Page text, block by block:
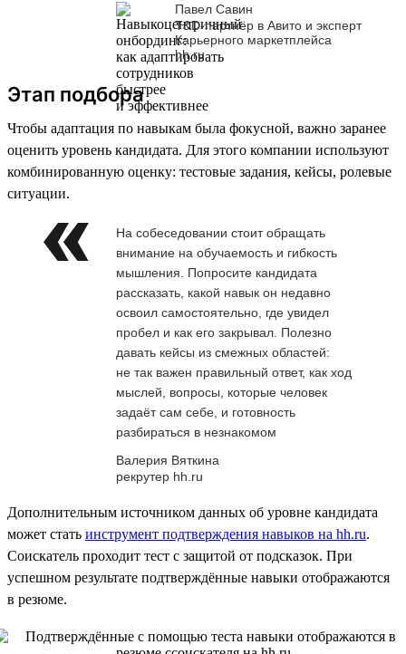
Павел Савин
T&D-партнёр в Авито и эксперт
Карьерного маркетплейса
hh.ru
Этап подбора
Чтобы адаптация по навыкам была фокусной, важно заранее
оценить уровень кандидата. Для этого компании используют
комбинированную оценку: тестовые задания, кейсы, ролевые
ситуации.
На собеседовании стоит обращать
внимание на обучаемость и гибкость
мышления. Попросите кандидата
рассказать, какой навык он недавно
освоил самостоятельно, где увидел
пробел и как его закрывал. Полезно
давать кейсы из смежных областей:
не так важен правильный ответ, как ход
мыслей, вопросы, которые человек
задаёт сам себе, и готовность
разбираться в незнакомом
Валерия Вяткина
рекрутер hh.ru
Дополнительным источником данных об уровне кандидата
может стать инструмент подтверждения навыков на hh.ru.
Соискатель проходит тест с защитой от подсказок. При
успешном результате подтверждённые навыки отображаются
в резюме.